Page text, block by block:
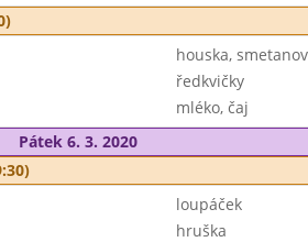
houska,
ředkvičky
mléko, čaj
Pátek 6. 3. 2020
loupáček
hruška